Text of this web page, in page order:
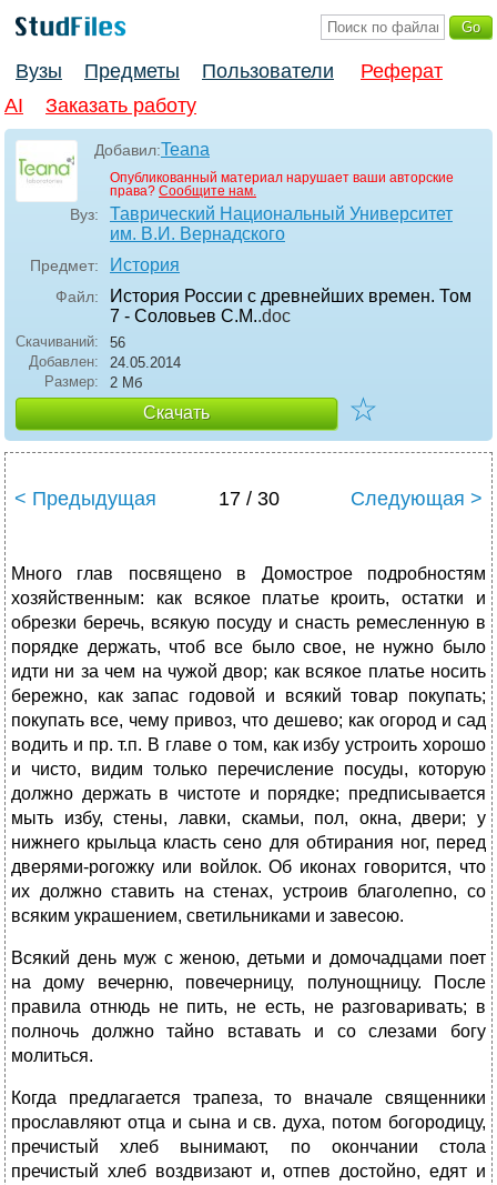
Вузы Предметы Пользователи
Реферат
AI
Заказать работу
Добавил:Teana
Опубликованный материал нарушает ваши авторские
права? Сообщите нам.
Вуз:
Таврический Национальный Университет
им. В.И. Вернадского
Предмет: История
Файл:
История России с древнейших времен. Том
7 - Соловьев С.М..doc
Скачиваний:
56
Добавлен:
24.05.2014
Размер:
2 Мб
Скачать ☆
< Предыдущая 17 / 30 Следующая >
Много глав посвящено в Домострое подробностям
хозяйственным: как всякое платье кроить, остатки и
обрезки беречь, всякую посуду и снасть ремесленную в
порядке держать, чтоб все было свое, не нужно было
идти ни за чем на чужой двор; как всякое платье носить
бережно, как запас годовой и всякий товар покупать;
покупать все, чему привоз, что дешево; как огород и сад
водить и пр. т.п. В главе о том, как избу устроить хорошо
и чисто, видим только перечисление посуды, которую
должно держать в чистоте и порядке; предписывается
мыть избу, стены, лавки, скамьи, пол, окна, двери; у
нижнего крыльца класть сено для обтирания ног, перед
дверями-рогожку или войлок. Об иконах говорится, что
их должно ставить на стенах, устроив благолепно, со
всяким украшением, светильниками и завесою.
Всякий день муж с женою, детьми и домочадцами поет
на дому вечерню, повечерницу, полунощницу. После
правила отнюдь не пить, не есть, не разговаривать; в
полночь должно тайно вставать и со слезами богу
молиться.
Когда предлагается трапеза, то вначале священники
прославляют отца и сына и св. духа, потом богородицу,
пречистый хлеб вынимают, по окончании стола
пречистый хлеб воздвизают и, отпев достойно, едят и